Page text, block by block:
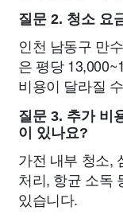
질문 2. 청소 요
인천 남동구 만
은 평당
비용이 달라질
질문 3. 추가 비
이 있나요?
가전 내부 청소,
처리, 항균 소독
있습니다.